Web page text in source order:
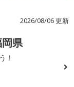
2026/08/06 更新
県
！